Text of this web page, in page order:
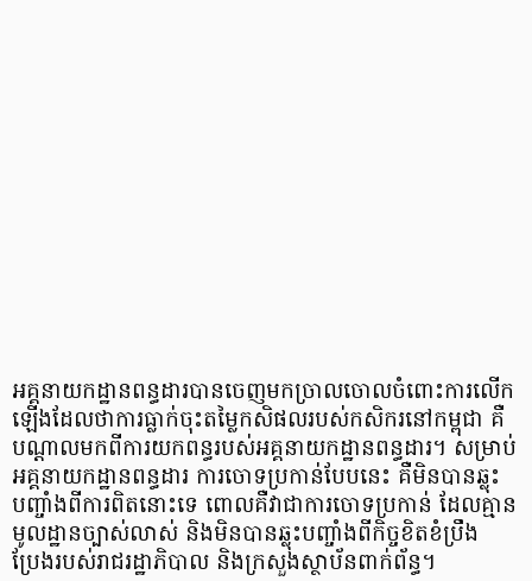
អគ្គនាយកដ្ឋានពន្ធដារបានចេញមកច្រាលចោលចំពោះការលើក
ឡើងដែលថាការធ្លាក់ចុះតម្លៃកសិផលរបស់កសិករនៅកម្ពុជា គឺ
បណ្តាលមកពីការយកពន្ធរបស់អគ្គនាយកដ្ឋានពន្ធដារ។ សម្រាប់
អគ្គនាយកដ្ឋានពន្ធដារ ការចោទប្រកាន់បែបនេះ គឺមិនបានឆ្លុះ
បញ្ចាំងពីការពិតនោះទេ ពោលគឺវាជាការចោទប្រកាន់ ដែលគ្មាន
មូលដ្ឋានច្បាស់លាស់ និងមិនបានឆ្លុះបញ្ចាំងពីកិច្ចខិតខំប្រឹង
ប្រែងរបស់រាជរដ្ឋាភិបាល និងក្រសួងស្ថាប័នពាក់ព័ន្ធ។